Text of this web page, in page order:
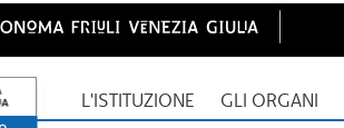
L'ISTITUZIONE GLI ORGANI